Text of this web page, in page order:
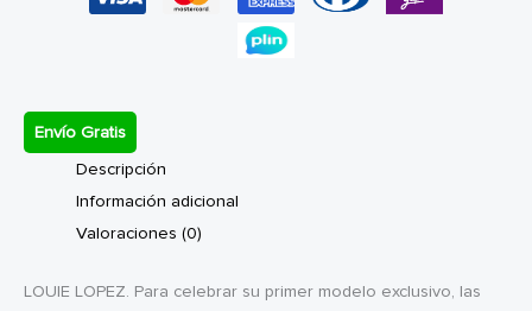
Envío Gratis
Descripción
Información adicional
Valoraciones (0)
LOUIE LOPEZ. Para celebrar su primer modelo exclusivo, las